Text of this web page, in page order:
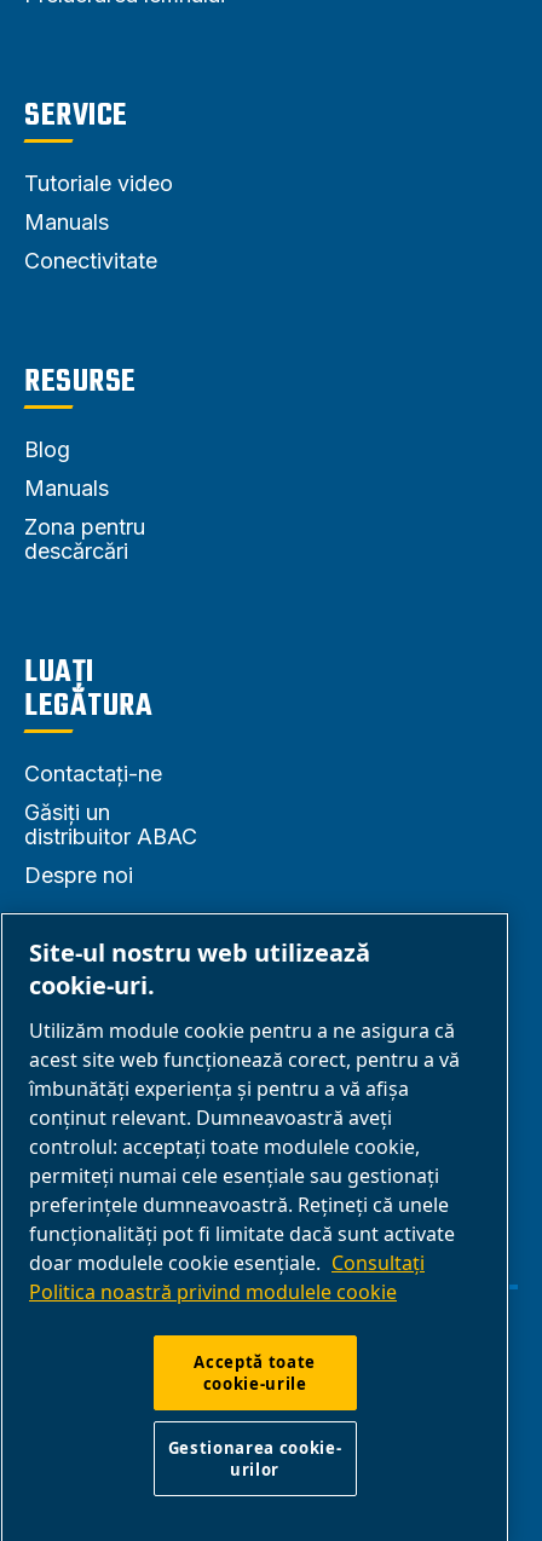
SERVICE
Tutoriale video
Manuals
Conectivitate
RESURSE
Blog
Manuals
Zona pentru
descărcări
LUAȚI
LEGĂTURA
Contactați-ne
Găsiți un
distribuitor ABAC
Despre noi
PARTENERIAT
Parteneri de
afaceri
E-Connect 2,0
Business Portal
Galerie media
ABAC
Gestionarea cookie-urilor
Declarație de confidențialitate
ABAC International | Multiair International Srl - Via Cristoforo
Colombo 3, 10070, Robassomero (TO), Italy |
Site-ul nostru web utilizează
cookie-uri.
Utilizăm module cookie pentru a ne asigura că
acest site web funcționează corect, pentru a vă
îmbunătăți experiența și pentru a vă afișa
conținut relevant. Dumneavoastră aveți
controlul: acceptați toate modulele cookie,
permiteți numai cele esențiale sau gestionați
preferințele dumneavoastră. Rețineți că unele
funcționalități pot fi limitate dacă sunt activate
doar modulele cookie esențiale. Consultați
Politica noastră privind modulele cookie
Acceptă toate
cookie-urile
Gestionarea cookie-
urilor